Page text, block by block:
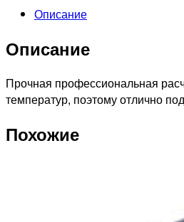
для
волос
углеродного
волокна
Описание
Описание
Прочная профессиональная
температур, поэтому отлично
Похожие